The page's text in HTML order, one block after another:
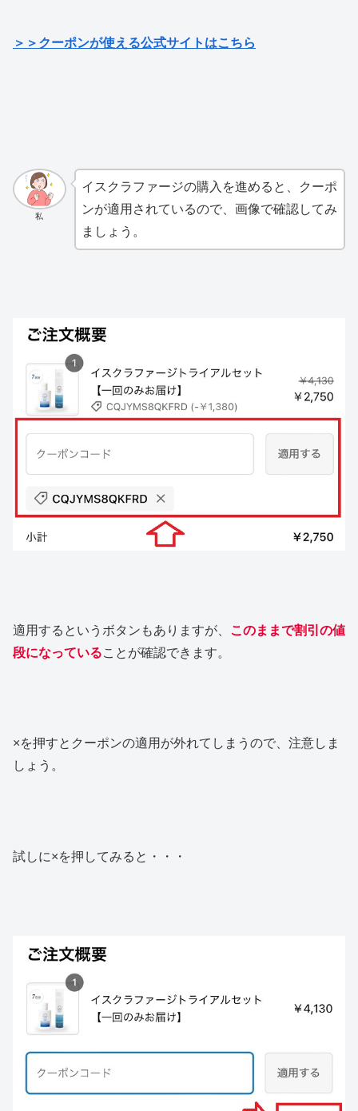
＞＞クーポンが使える公式サイトはこちら
私
イスクラファージの購入を進めると、クーポ
ンが適用されているので、画像で確認してみ
ましょう。
適用するというボタンもありますが、
このままで割引の値
段になっていることが確認できます。
×を押すとクーポンの適用が外れてしまうので、注意しま
しょう。
試しに×を押してみると・・・